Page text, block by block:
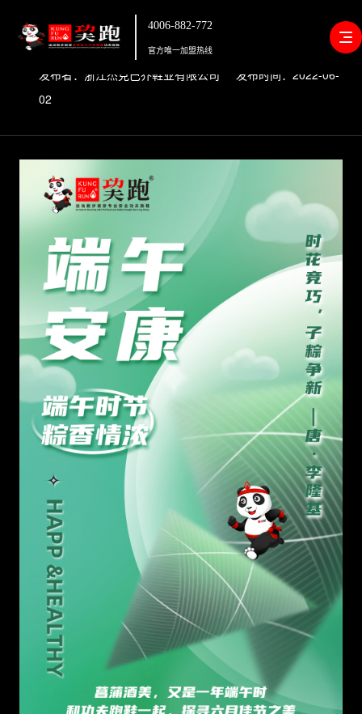
4006-882-772
官方唯一加盟热线
免费get端午新装备｜功夫跑鞋看「粽」你了！
发布者：浙江杰克巴乔鞋业有限公司 发布时间：2022-06-
02